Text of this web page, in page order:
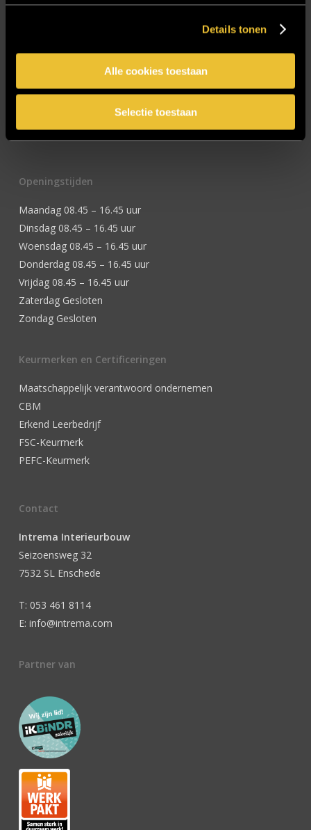
Details tonen
Alle cookies toestaan
Selectie toestaan
Openingstijden
Maandag 08.45 – 16.45 uur
Dinsdag 08.45 – 16.45 uur
Woensdag 08.45 – 16.45 uur
Donderdag 08.45 – 16.45 uur
Vrijdag 08.45 – 16.45 uur
Zaterdag Gesloten
Zondag Gesloten
Keurmerken en Certificeringen
Maatschappelijk verantwoord ondernemen
CBM
Erkend Leerbedrijf
FSC-Keurmerk
PEFC-Keurmerk
Contact
Intrema Interieurbouw
Seizoensweg 32
7532 SL Enschede
T: 053 461 8114
E: info@intrema.com
Partner van